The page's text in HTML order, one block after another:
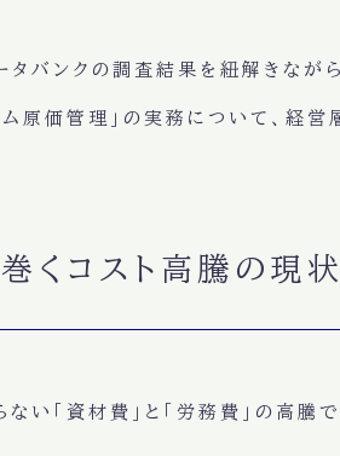
タバンクの調査結果を紐解きなが
原価管理」の実務について、経営
コスト高騰の現状
「資材費」と「労務費」の高騰で